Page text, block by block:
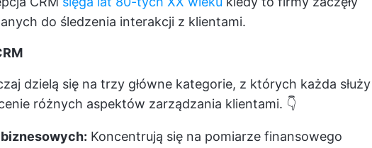
do śledzenia interakcji z klientami.
dzielą się na trzy główne kategorie, z których każda służy
różnych aspektów zarządzania klientami. 👇
Koncentrują się na pomiarze finansowego